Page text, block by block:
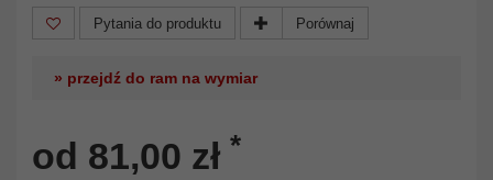
Pytania do produktu Porównaj
» przejdź do ram na wymiar
od 81,00 zł *